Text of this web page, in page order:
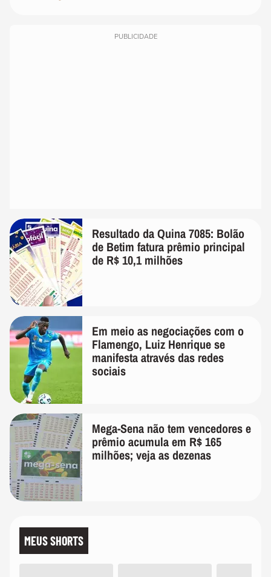
PUBLICIDADE
Resultado da Quina 7085: Bolão
de Betim fatura prêmio principal
de R$ 10,1 milhões
Em meio as negociações com o
Flamengo, Luiz Henrique se
manifesta através das redes
sociais
Mega-Sena não tem vencedores e
prêmio acumula em R$ 165
milhões; veja as dezenas
MEUS SHORTS